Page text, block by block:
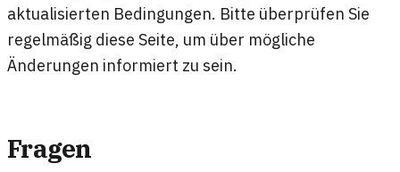
aktualisierten Bedingungen. Bitte überprüfen Sie
regelmäßig diese Seite, um über mögliche
Änderungen informiert zu sein.
Fragen